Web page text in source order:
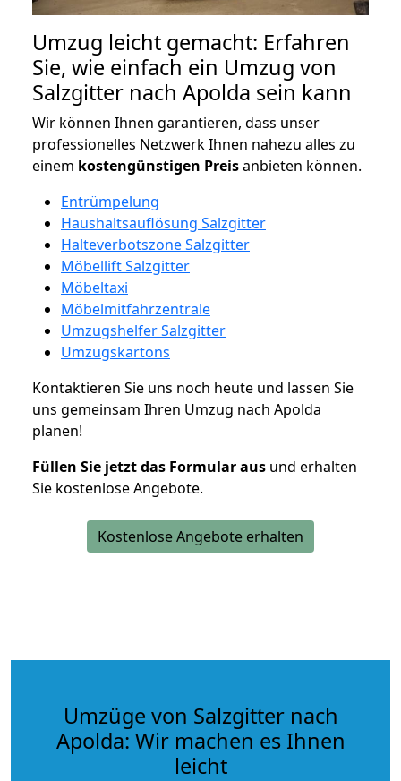
Umzug leicht gemacht: Erfahren
Sie, wie einfach ein Umzug von
Salzgitter nach Apolda sein kann
Wir können Ihnen garantieren, dass unser
professionelles Netzwerk Ihnen nahezu alles zu
einem kostengünstigen Preisanbieten können.
Entrümpelung
Haushaltsauflösung Salzgitter
Halteverbotszone Salzgitter
Möbellift Salzgitter
Möbeltaxi
Möbelmitfahrzentrale
Umzugshelfer Salzgitter
Umzugskartons
Kontaktieren Sie uns noch heute und lassen Sie
uns gemeinsam Ihren Umzug nach Apolda
planen!
Füllen Sie jetzt das Formular aus und erhalten
Sie kostenlose Angebote.
Kostenlose Angebote erhalten
Umzüge von Salzgitter nach
Apolda: Wir machen es Ihnen
leicht